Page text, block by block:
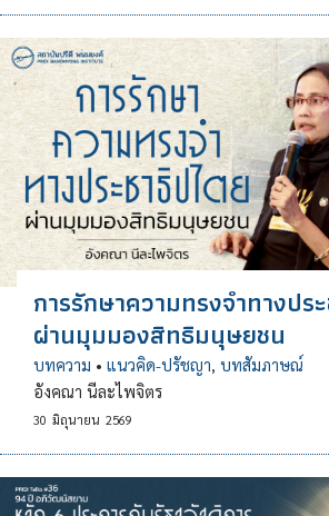
การรักษาความทรงจำทางปร
ผ่านมุมมองสิทธิมนุษยชน
บทความ • แนวคิด-ปรัชญา บทสัมภาษณ์
อังคณา นีละไพจิตร
30 มิถุนายน 2569